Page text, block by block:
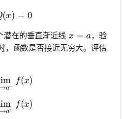
Q(x) = 0
(x) = 0
潜在的垂直渐近线 x = a
x = a，验
，函数是否接近无穷大。评估
\lim_{x \to a^-} f(x)
a−
f(x)
\lim_{x \to a^+} f(x)
a+
f(x)